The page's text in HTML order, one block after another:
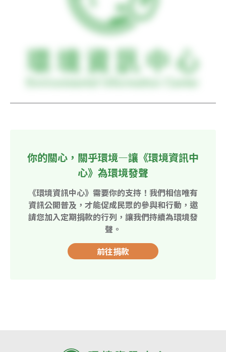
你的關心，關乎環境—讓《環境資訊中
心》為環境發聲
《環境資訊中心》需要你的支持！我們相信唯有
資訊公開普及，才能促成民眾的參與和行動，邀
請您加入定期捐款的行列，讓我們持續為環境發
聲。
前往捐款